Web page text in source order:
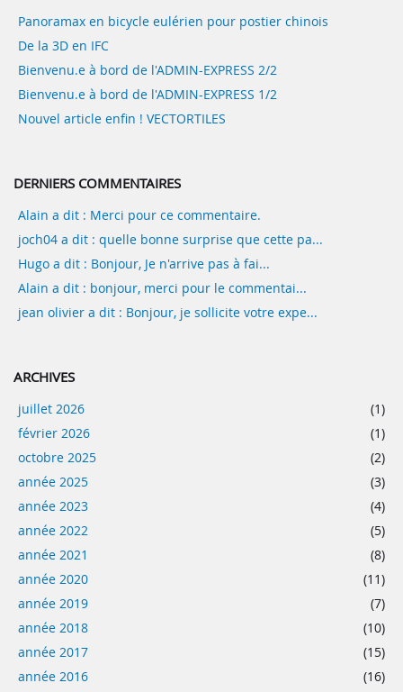
Panoramax en bicycle eulérien pour postier chinois
De la 3D en IFC
Bienvenu.e à bord de l'ADMIN-EXPRESS 2/2
Bienvenu.e à bord de l'ADMIN-EXPRESS 1/2
Nouvel article enfin ! VECTORTILES
DERNIERS COMMENTAIRES
Alain a dit : Merci pour ce commentaire.
joch04 a dit : quelle bonne surprise que cette pa...
Hugo a dit : Bonjour, Je n'arrive pas à fai...
Alain a dit : bonjour, merci pour le commentai...
jean olivier a dit : Bonjour, je sollicite votre expe...
ARCHIVES
juillet 2026
(1)
février 2026
(1)
octobre 2025
(2)
année 2025
(3)
année 2023
(4)
année 2022
(5)
année 2021
(8)
année 2020
(11)
année 2019
(7)
année 2018
(10)
année 2017
(15)
année 2016
(16)